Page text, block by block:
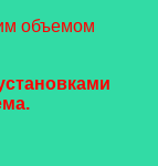
объемом